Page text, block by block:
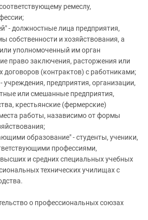
ремеслу,
- должностные лица предприятия,
собственности и хозяйствования, а
уполномоченный им орган
право заключения, расторжения или
договоров (контрактов) с работниками;
учреждения, предприятия, организации,
или смешанные предприятия,
крестьянские (фермерские)
работы, назависимо от формы
образование" - студенты, ученики,
профессиями,
и средних специальных учебных
технических училищах с
о профессиональных союзах